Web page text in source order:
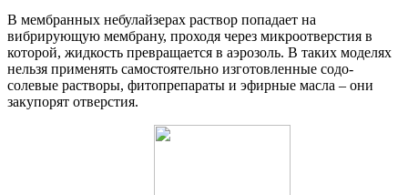
В мембранных небулайзерах раствор попадает на
вибрирующую мембрану, проходя через микроотверстия в
которой, жидкость превращается в аэрозоль. В таких моделях
нельзя применять самостоятельно изготовленные содо-
солевые растворы, фитопрепараты и эфирные масла – они
закупорят отверстия.